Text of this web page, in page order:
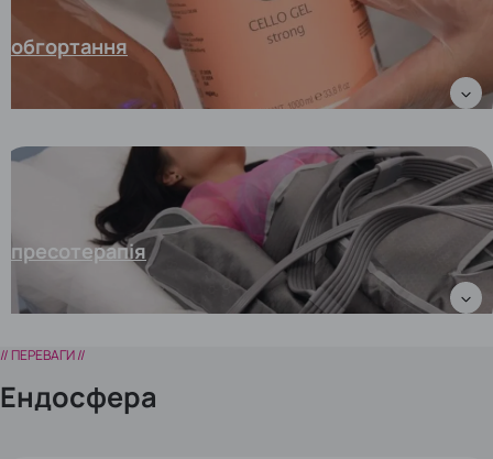
обгортання
пресотерапія
// ПЕРЕВАГИ //
Eндосфера